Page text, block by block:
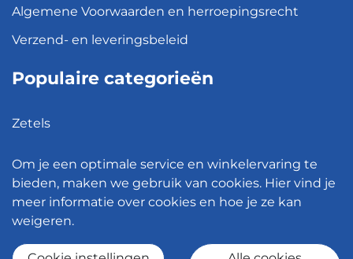
Algemene Voorwaarden en herroepingsrecht
Verzend- en leveringsbeleid
Populaire categorieën
Zetels
Hanglampen
Bureaustoelen
Om je een optimale service en winkelervaring te
bieden, maken we gebruik van cookies. Hier vind je
meer informatie over cookies en hoe je ze kan
weigeren.